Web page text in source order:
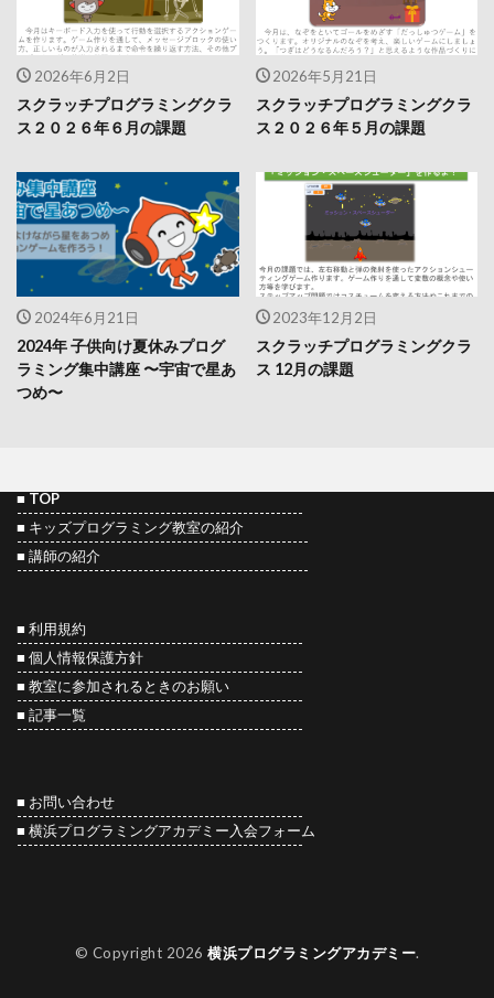
2026年6月2日
スクラッチプログラミングクラ
ス２０２６年６月の課題
2026年5月21日
スクラッチプログラミングクラ
ス２０２６年５月の課題
2024年6月21日
2024年 子供向け夏休みプログ
ラミング集中講座 〜宇宙で星あ
つめ〜
2023年12月2日
スクラッチプログラミングクラ
ス 12月の課題
■ TOP
----------------------------------------------------
■ キッズプログラミング教室の紹介
-----------------------------------------------------
■ 講師の紹介
-----------------------------------------------------
■ 利用規約
----------------------------------------------------
■ 個人情報保護方針
----------------------------------------------------
■ 教室に参加されるときのお願い
----------------------------------------------------
■ 記事一覧
----------------------------------------------------
■ お問い合わせ
----------------------------------------------------
■ 横浜プログラミングアカデミー入会フォーム
----------------------------------------------------
© Copyright 2026 横浜プログラミングアカデミー.